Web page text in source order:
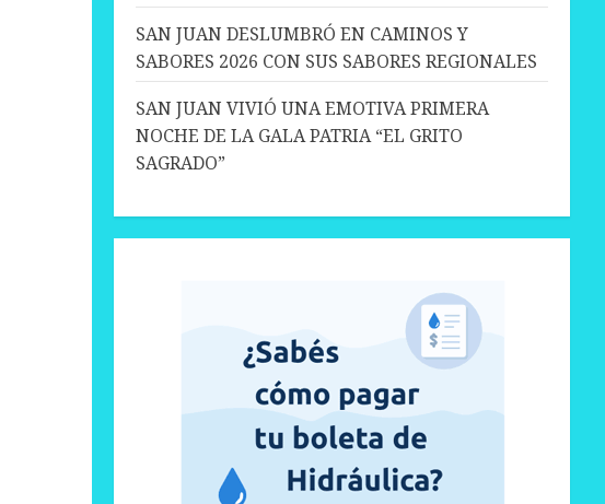
SAN JUAN DESLUMBRÓ EN CAMINOS Y
SABORES 2026 CON SUS SABORES REGIONALES
SAN JUAN VIVIÓ UNA EMOTIVA PRIMERA
NOCHE DE LA GALA PATRIA “EL GRITO
SAGRADO”